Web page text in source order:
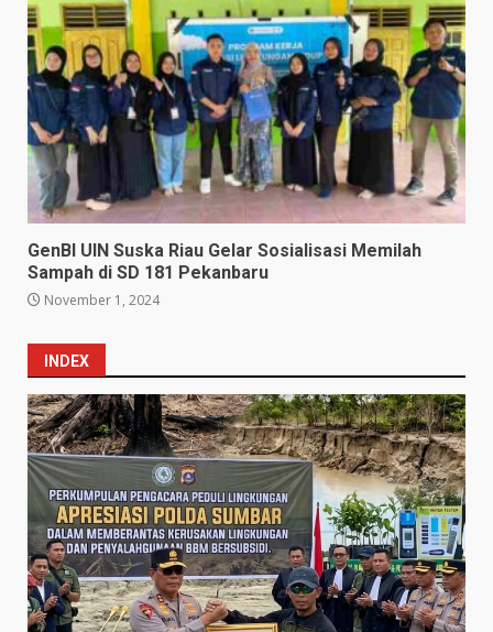
GenBI UIN Suska Riau Gelar Sosialisasi Memilah
Sampah di SD 181 Pekanbaru
November 1, 2024
INDEX